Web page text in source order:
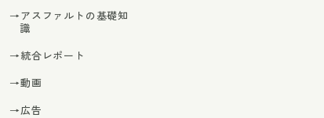
→アスファルトの基礎知
識
→統合レポート
→動画
→広告